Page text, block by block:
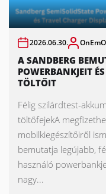
2026.06.30.
A SANDBERG
POWERBANKJEIT
TÖLTŐIT
Félig szilárdtest-
töltőfejekA
mobilkiegészítőiről
bemutatja legújabb,
használó
nagy...